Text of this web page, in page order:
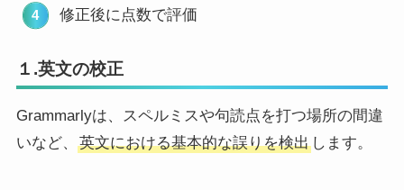
修正後に点数で評価
１.英文の校正
Grammarlyは、スペルミスや句読点を打つ場所の間違
いなど、
英文における基本的な誤りを検出します。